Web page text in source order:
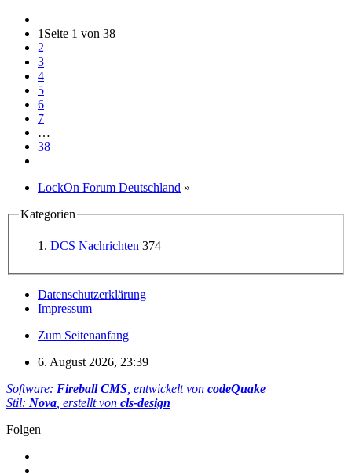
1 Seite 1 von 38
2
3
4
5
6
7
…
38
LockOn Forum Deutschland »
Kategorien
DCS Nachrichten 374
Datenschutzerklärung
Impressum
Zum Seitenanfang
6. August 2026, 23:39
Software: Fireball CMS , entwickelt von codeQuake
Stil: Nova , erstellt von cls-design
Folgen